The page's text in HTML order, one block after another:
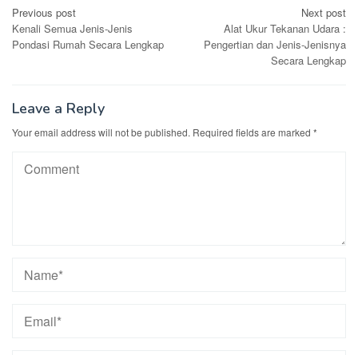
Post
navigation
Previous post
Kenali Semua Jenis-Jenis
Pondasi Rumah Secara Lengkap
Next post
Alat Ukur Tekanan Udara :
Pengertian dan Jenis-Jenisnya
Secara Lengkap
Leave a Reply
Your email address will not be published. Required fields are marked *